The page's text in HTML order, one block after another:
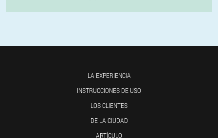
LA EXPERIENCIA
INSTRUCCIONES DE USO
LOS CLIENTES
DE LA CIUDAD
ARTÍCULO